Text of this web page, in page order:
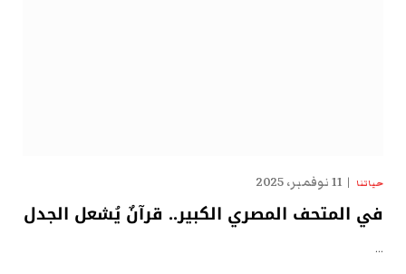
حياتنا 11 نوفمبر، 2025
في المتحف المصري الكبير.. قرآنٌ يُشعل الجدل
…